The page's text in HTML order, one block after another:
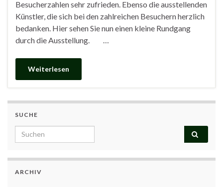
Besucherzahlen sehr zufrieden. Ebenso die ausstellenden
Künstler, die sich bei den zahlreichen Besuchern herzlich
bedanken. Hier sehen Sie nun einen kleine Rundgang
durch die Ausstellung. …
Weiterlesen
SUCHE
Search for:
ARCHIV